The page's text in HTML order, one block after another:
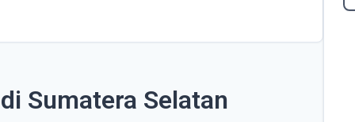
Sumatera Selatan